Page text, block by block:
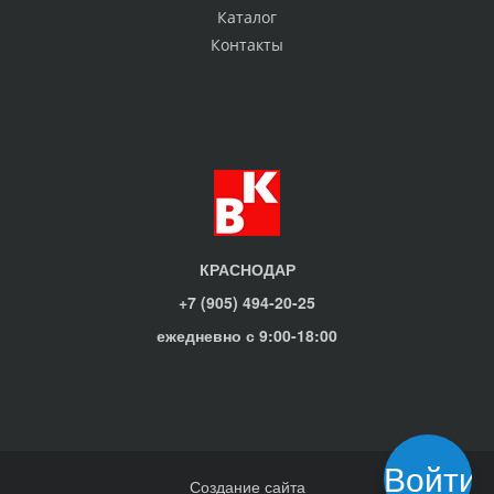
Каталог
Контакты
КРАСНОДАР
+7 (905) 494-20-25
ежедневно с 9:00-18:00
Создание сайта Войти